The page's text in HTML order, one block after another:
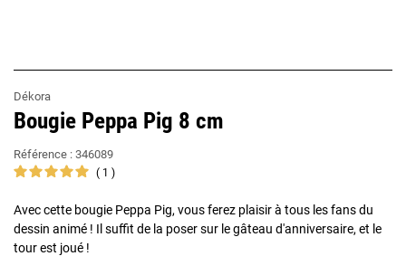
Dékora
Bougie Peppa Pig 8 cm
Référence : 346089
1
Avec cette bougie Peppa Pig, vous ferez plaisir à tous les fans du
dessin animé ! Il suffit de la poser sur le gâteau d'anniversaire, et le
tour est joué !